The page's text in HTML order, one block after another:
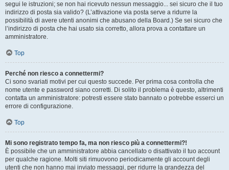
segui le istruzioni; se non hai ricevuto nessun messaggio... sei sicuro che il tuo
indirizzo di posta sia valido? (L’attivazione via posta serve a ridurre la
possibilità di avere utenti anonimi che abusano della Board.) Se sei sicuro che
l’indirizzo di posta che hai usato sia corretto, allora prova a contattare un
amministratore.
Top
Perché non riesco a connettermi?
Ci sono svariati motivi per cui questo succede. Per prima cosa controlla che
nome utente e password siano corretti. Di solito il problema è questo, altrimenti
contatta un amministratore: potresti essere stato bannato o potrebbe esserci un
errore di configurazione.
Top
Mi sono registrato tempo fa, ma non riesco più a connettermi?!
È possibile che un amministratore abbia cancellato o disattivato il tuo account
per qualche ragione. Molti siti rimuovono periodicamente gli account degli
utenti che non hanno mai inviato messaggi, per ridurre la grandezza del